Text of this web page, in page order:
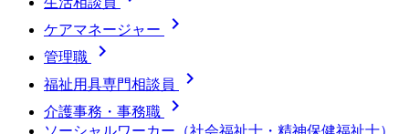
ケアマネージャー 
管理職 
福祉用具専門相談員 
介護事務・事務職 
ソーシャルワーカー（社会福祉士・精神保健福祉士）